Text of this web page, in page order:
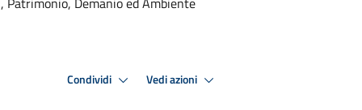
Condividi Vedi azioni